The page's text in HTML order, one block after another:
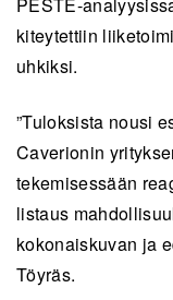
PESTE-
kiteytettiin
uhkiksi.
”Tuloksista nousi
Caverionin
tekemisessään
listaus
kokonaiskuvan ja
Töyräs.